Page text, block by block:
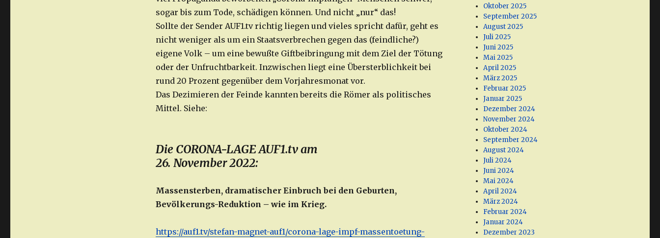
sogar bis zum Tode, schädigen können. Und nicht „nur“ das!
Sollte der Sender AUF1.tv richtig liegen und vieles spricht dafür, geht es
nicht weniger als um ein Staatsverbrechen gegen das (feindliche?)
eigene Volk – um eine bewußte Giftbeibringung mit dem Ziel der Tötung
oder der Unfruchtbarkeit. Inzwischen liegt eine Übersterblichkeit bei
rund 20 Prozent gegenüber dem Vorjahresmonat vor.
Das Dezimieren der Feinde kannten bereits die Römer als politisches
Mittel. Siehe:
Die CORONA-LAGE AUF1.tv am
26. November 2022:
Massensterben, dramatischer Einbruch bei den Geburten,
Bevölkerungs-Reduktion – wie im Krieg.
https://auf1.tv/stefan-magnet-auf1/corona-lage-impf-massentoetung-
Oktober 2025
September 2025
August 2025
Juli 2025
Juni 2025
Mai 2025
April 2025
März 2025
Februar 2025
Januar 2025
Dezember 2024
November 2024
Oktober 2024
September 2024
August 2024
Juli 2024
Juni 2024
Mai 2024
April 2024
März 2024
Februar 2024
Januar 2024
Dezember 2023